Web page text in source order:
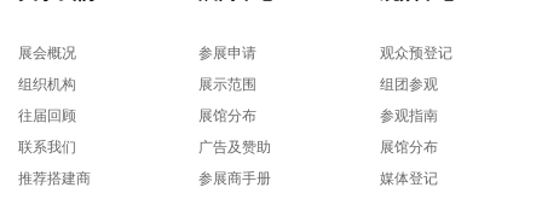
展会概况
组织机构
往届回顾
联系我们
推荐搭建商
参展申请
展示范围
展馆分布
广告及赞助
参展商手册
观众预登记
组团参观
参观指南
展馆分布
媒体登记